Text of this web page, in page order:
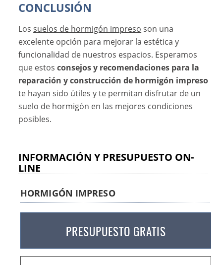
CONCLUSIÓN
Lossuelos de hormigón impreso son una
excelente opción para mejorar la estética y
funcionalidad de nuestros espacios. Esperamos
que estosconsejos y recomendaciones para la
reparación y construcción de hormigón impreso
te hayan sido útiles y te permitan disfrutar de un
suelo de hormigón en las mejores condiciones
posibles.
INFORMACIÓN Y PRESUPUESTO ON-
LINE
HORMIGÓN IMPRESO
PRESUPUESTO GRATIS